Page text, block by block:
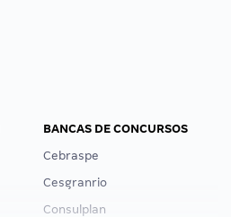
BANCAS DE CONCURSOS
Cebraspe
Cesgranrio
Consulplan